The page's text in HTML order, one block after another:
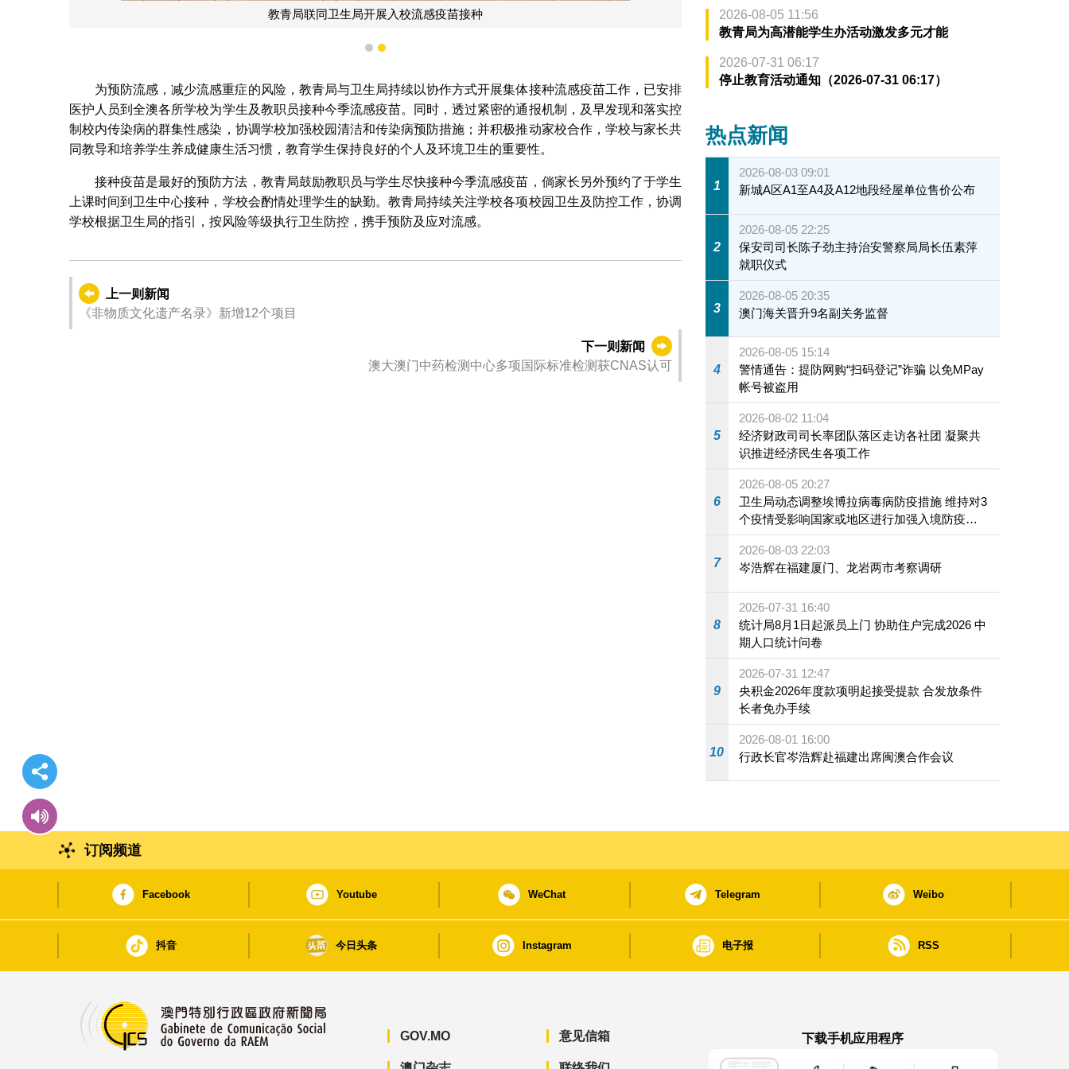
教青局联同卫生局开展入校流感疫苗接种
1 2
为预防流感，减少流感重症的风险，教青局与卫生局持续以协作方式开展集体接种流感疫苗工作，已安排
医护人员到全澳各所学校为学生及教职员接种今季流感疫苗。同时，透过紧密的通报机制，及早发现和落实控
制校内传染病的群集性感染，协调学校加强校园清洁和传染病预防措施；并积极推动家校合作，学校与家长共
同教导和培养学生养成健康生活习惯，教育学生保持良好的个人及环境卫生的重要性。
接种疫苗是最好的预防方法，教青局鼓励教职员与学生尽快接种今季流感疫苗，倘家长另外预约了于学生
上课时间到卫生中心接种，学校会酌情处理学生的缺勤。教青局持续关注学校各项校园卫生及防控工作，协调
学校根据卫生局的指引，按风险等级执行卫生防控，携手预防及应对流感。
上一则新闻
《非物质文化遗产名录》新增12个项目
下一则新闻
澳大澳门中药检测中心多项国际标准检测获CNAS认可
2026-08-05 11:56
教青局为高潜能学生办活动激发多元才能
2026-07-31 06:17
停止教育活动通知（2026-07-31 06:17）
热点新闻
1
2026-08-03 09:01
新城A区A1至A4及A12地段经屋单位售价公布
2
2026-08-05 22:25
保安司司长陈子劲主持治安警察局局长伍素萍
就职仪式
3
2026-08-05 20:35
澳门海关晋升9名副关务监督
4
2026-08-05 15:14
警情通告：提防网购“扫码登记”诈骗 以免MPay
帐号被盗用
5
2026-08-02 11:04
经济财政司司长率团队落区走访各社团 凝聚共
识推进经济民生各项工作
6
2026-08-05 20:27
卫生局动态调整埃博拉病毒病防疫措施 维持对3
个疫情受影响国家或地区进行加强入境防疫措
施
7
2026-08-03 22:03
岑浩辉在福建厦门、龙岩两市考察调研
8
2026-07-31 16:40
统计局8月1日起派员上门 协助住户完成2026 中
期人口统计问卷
9
2026-07-31 12:47
央积金2026年度款项明起接受提款 合发放条件
长者免办手续
10
2026-08-01 16:00
行政长官岑浩辉赴福建出席闽澳合作会议
订阅频道
Facebook Youtube WeChat Telegram Weibo
抖音 今日头条 Instagram 电子报 RSS
GOV.MO 意见信箱
下载手机应用程序